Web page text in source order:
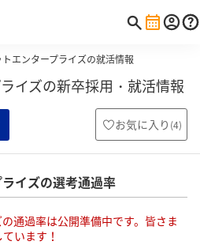
エンタープライズの就活情報
イズの新卒採用・就活情報
お気に入り (4)
イズの選考通過率
通過率は公開準備中です。皆さま
います！